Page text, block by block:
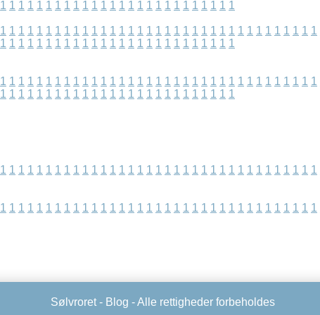
1 1 1 1 1 1 1 1 1 1 1 1 1 1 1 1 1 1 1 1 1 1 1 1 1 1
1 1 1 1 1 1 1 1 1 1 1 1 1 1 1 1 1 1 1 1 1 1 1 1 1 1 1 1 1 1 1 1 1 1 1
1 1 1 1 1 1 1 1 1 1 1 1 1 1 1 1 1 1 1 1 1 1 1 1 1 1
1 1 1 1 1 1 1 1 1 1 1 1 1 1 1 1 1 1 1 1 1 1 1 1 1 1 1 1 1 1 1 1 1 1 1
1 1 1 1 1 1 1 1 1 1 1 1 1 1 1 1 1 1 1 1 1 1 1 1 1 1
1 1 1 1 1 1 1 1 1 1 1 1 1 1 1 1 1 1 1 1 1 1 1 1 1 1 1 1 1 1 1 1 1 1 1
1 1 1 1 1 1 1 1 1 1 1 1 1 1 1 1 1 1 1 1 1 1 1 1 1 1 1 1 1 1 1 1 1 1 1
Sølvroret - Blog - Alle rettigheder forbeholdes